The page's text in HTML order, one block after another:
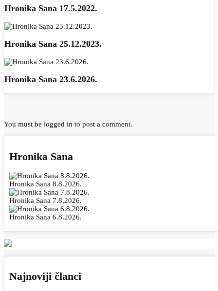
Hronika Sana 17.5.2022.
Hronika Sana 25.12.2023.
Hronika Sana 23.6.2026.
You must be logged in to post a comment.
Hronika Sana
Hronika Sana 8.8.2026.
Hronika Sana 7.8.2026.
Hronika Sana 6.8.2026.
Najnoviji članci